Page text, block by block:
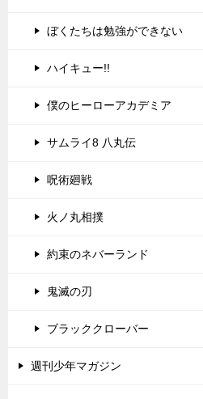
ぼくたちは勉強ができない
ハイキュー!!
僕のヒーローアカデミア
サムライ8 八丸伝
呪術廻戦
火ノ丸相撲
約束のネバーランド
鬼滅の刃
ブラッククローバー
週刊少年マガジン